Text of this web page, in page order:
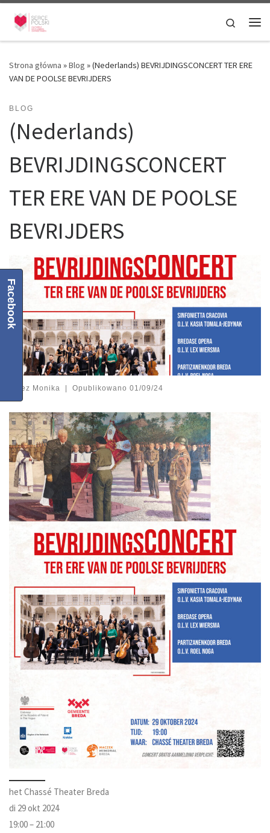
Przejdź do treści
Search
Strona główna »Blog »(Nederlands) BEVRIJDINGSCONCERT TER ERE
VAN DE POOLSE BEVRIJDERS
BLOG
(Nederlands)
BEVRIJDINGSCONCERT
TER ERE VAN DE POOLSE
BEVRIJDERS
przez Monika Opublikowano 01/09/24
het Chassé Theater Breda
di 29 okt 2024
19:00 – 21:00
Facebook